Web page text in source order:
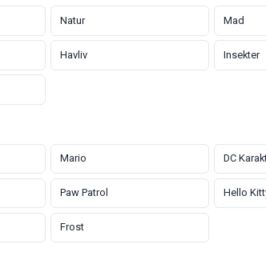
Natur Mad
Havliv Insekter
Mario DC
Paw Patrol Hello
Frost